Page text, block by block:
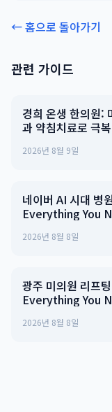
← 홈으로 돌아가기
관련 가이드
경희 온생 한의원:
과 약침치료로 극복
2026년 8월 9일
네이버 AI 시대 병
Everything You
2026년 8월 8일
광주 미의원 리프
Everything You
2026년 8월 8일